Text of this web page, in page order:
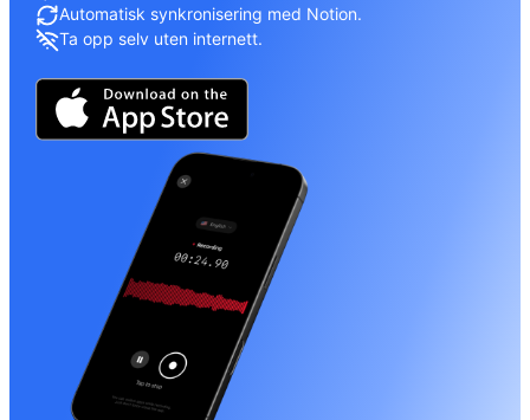
Automatisk synkronisering med Notion.
Ta opp selv uten internett.